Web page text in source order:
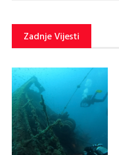
Zadnje Vijesti